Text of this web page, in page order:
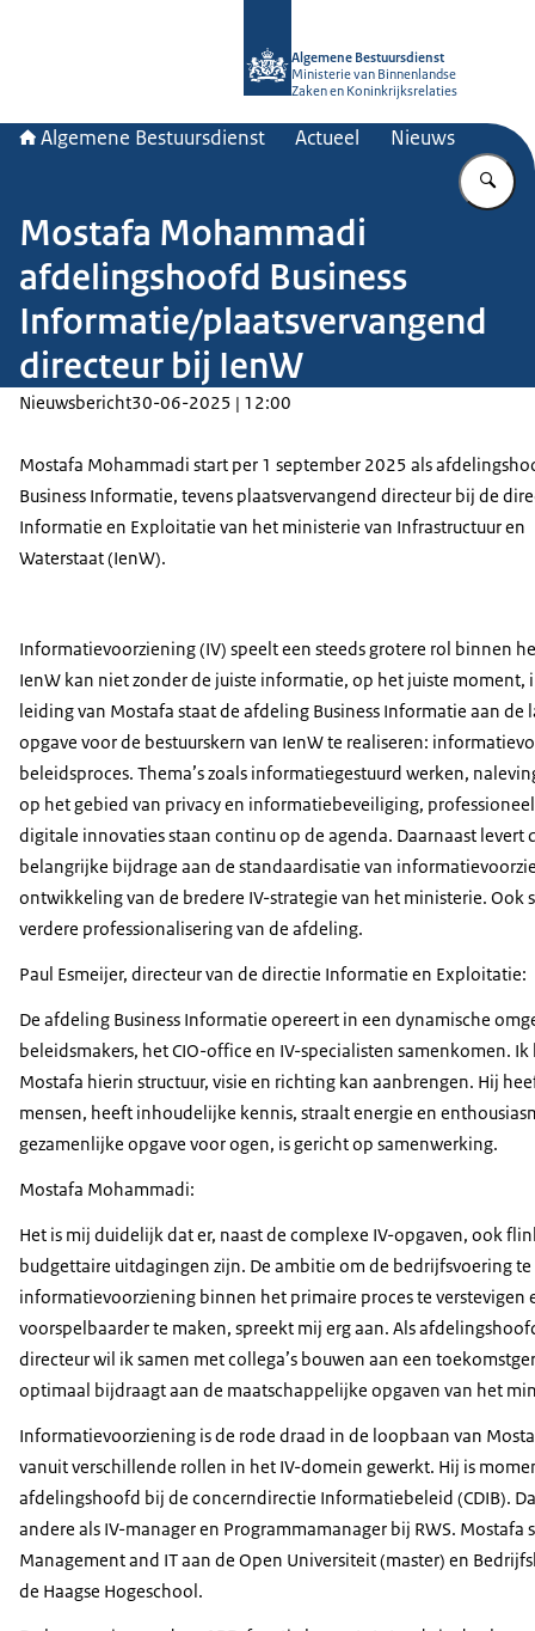
Algemene Bestuursdienst
Ministerie van Binnenlandse
Zaken en Koninkrijksrelaties
Algemene Bestuursdienst Actueel Nieuws
Mostafa Mohammadi
afdelingshoofd Business
Informatie/plaatsvervangend
directeur bij IenW
Nieuwsbericht30-06-2025 | 12:00
Mostafa Mohammadi start per 1 september 2025 als
Business Informatie, tevens plaatsvervangend directeur bij de
Informatie en Exploitatie van het ministerie van Infrastructuur en
Waterstaat (IenW).
Informatievoorziening (IV) speelt een steeds grotere rol binnen
IenW kan niet zonder de juiste informatie, op het juiste moment,
leiding van Mostafa staat de afdeling Business Informatie aan de
opgave voor de bestuurskern van IenW te realiseren:
beleidsproces. Thema’s zoals informatiegestuurd werken,
op het gebied van privacy en informatiebeveiliging,
digitale innovaties staan continu op de agenda. Daarnaast levert
belangrijke bijdrage aan de standaardisatie van
ontwikkeling van de bredere IV-strategie van het ministerie. Ook
verdere professionalisering van de afdeling.
Paul Esmeijer, directeur van de directie Informatie en Exploitatie:
De afdeling Business Informatie opereert in een dynamische
beleidsmakers, het CIO-office en IV-specialisten samenkomen.
Mostafa hierin structuur, visie en richting kan aanbrengen. Hij
mensen, heeft inhoudelijke kennis, straalt energie en
gezamenlijke opgave voor ogen, is gericht op samenwerking.
Mostafa Mohammadi:
Het is mij duidelijk dat er, naast de complexe IV-opgaven, ook
budgettaire uitdagingen zijn. De ambitie om de bedrijfsvoering
informatievoorziening binnen het primaire proces te verstevigen
voorspelbaarder te maken, spreekt mij erg aan. Als
directeur wil ik samen met collega’s bouwen aan een
optimaal bijdraagt aan de maatschappelijke opgaven van het
Informatievoorziening is de rode draad in de loopbaan van
vanuit verschillende rollen in het IV-domein gewerkt. Hij is
afdelingshoofd bij de concerndirectie Informatiebeleid (CDIB).
andere als IV-manager en Programmamanager bij RWS. Mostafa
Management and IT aan de Open Universiteit (master) en
de Haagse Hogeschool.